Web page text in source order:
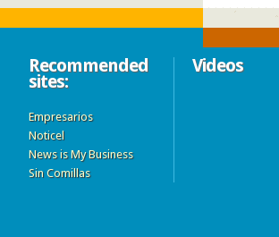
Recommended
sites:
Empresarios
Noticel
News is My Business
Sin Comillas
Videos